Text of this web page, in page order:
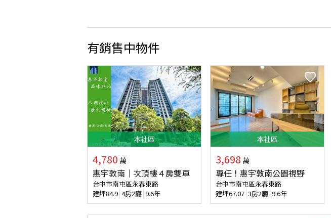
有銷售中物件
本社區
4,780 萬
惠宇敦南｜次頂樓４房雙車
台中市南屯區永春東路
建坪84.9 4房2廳 9.6年
本社區
3,698 萬
專任！惠宇敦南公園視野
台中市南屯區永春東路
建坪67.07 3房2廳 9.6年